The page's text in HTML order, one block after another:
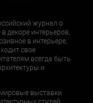
журнал о
декоре интерьеров,
в интерьере,
свое
всегда быть
и
выставки